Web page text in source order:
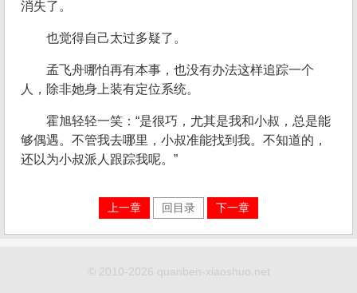
消失了。
也觉得自己太过多疑了。
孟飞舟哪怕再有本事，也没有办法这样追踪一个
人，除非她身上装有定位系统。
霍旭轻轻一笑：“是很巧，尤其是我和小叔，总是能
够偶遇。不管我去哪里，小叔准能找到我。不知道的，
还以为小叔派人跟踪我呢。”
上一章 回目录 下一章
© 2010-2026 quanben-xiaoshuo.net